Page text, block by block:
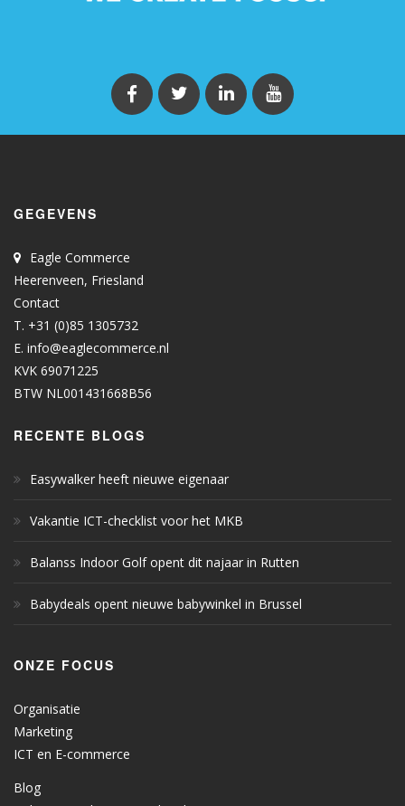
GEGEVENS
Eagle Commerce
Heerenveen, Friesland
Contact
T. +31 (0)85 1305732
E. info@eaglecommerce.nl
KVK 69071225
BTW NL001431668B56
RECENTE BLOGS
Easywalker heeft nieuwe eigenaar
Vakantie ICT-checklist voor het MKB
Balanss Indoor Golf opent dit najaar in Rutten
Babydeals opent nieuwe babywinkel in Brussel
ONZE FOCUS
Organisatie
Marketing
ICT en E-commerce
Blog